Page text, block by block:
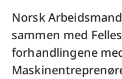
Norsk
sammen med
forhandlingene